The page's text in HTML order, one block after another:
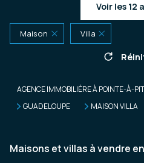
Voir les 12
Maison Villa
AGENCE IMMOBILIÈRE À POINTE-À-
GUADELOUPE
MAISON VILLA
Maisons et villas à vendre